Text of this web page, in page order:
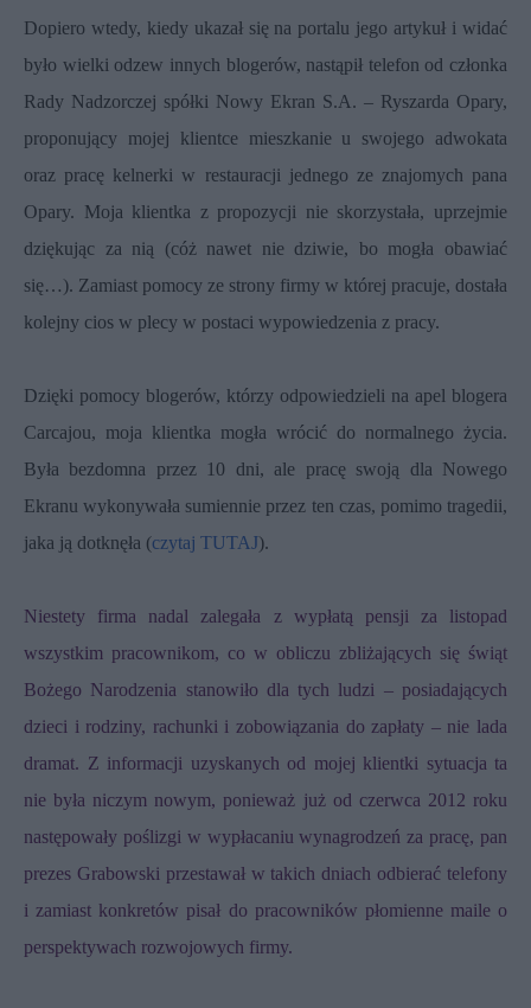
Dopiero wtedy, kiedy ukazał się na portalu jego artykuł i widać
było wielki odzew innych blogerów, nastąpił telefon od członka
Rady Nadzorczej spółki Nowy Ekran S.A. – Ryszarda Opary,
proponujący mojej klientce mieszkanie u swojego adwokata
oraz pracę kelnerki w restauracji jednego ze znajomych pana
Opary. Moja klientka z propozycji nie skorzystała, uprzejmie
dziękując za nią (cóż nawet nie dziwie, bo mogła obawiać
się…). Zamiast pomocy ze strony firmy w której pracuje, dostała
kolejny cios w plecy w postaci wypowiedzenia z pracy.
Dzięki pomocy blogerów, którzy odpowiedzieli na apel blogera
Carcajou, moja klientka mogła wrócić do normalnego życia.
Była bezdomna przez 10 dni, ale pracę swoją dla Nowego
Ekranu wykonywała sumiennie przez ten czas, pomimo tragedii,
jaka ją dotknęła (czytaj TUTAJ).
Niestety firma nadal zalegała z wypłatą pensji za listopad
wszystkim pracownikom, co w obliczu zbliżających się świąt
Bożego Narodzenia stanowiło dla tych ludzi – posiadających
dzieci i rodziny, rachunki i zobowiązania do zapłaty – nie lada
dramat. Z informacji uzyskanych od mojej klientki sytuacja ta
nie była niczym nowym, ponieważ już od czerwca 2012 roku
następowały poślizgi w wypłacaniu wynagrodzeń za pracę, pan
prezes Grabowski przestawał w takich dniach odbierać telefony
i zamiast konkretów pisał do pracowników płomienne maile o
perspektywach rozwojowych firmy.